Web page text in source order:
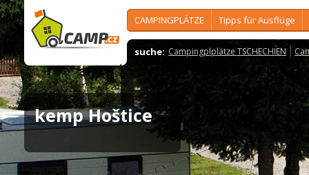
CAMPINGPLÄTZE Tipps für Ausflüge
suche: Campingplplätze TSCHECHIEN
kemp Hoštice